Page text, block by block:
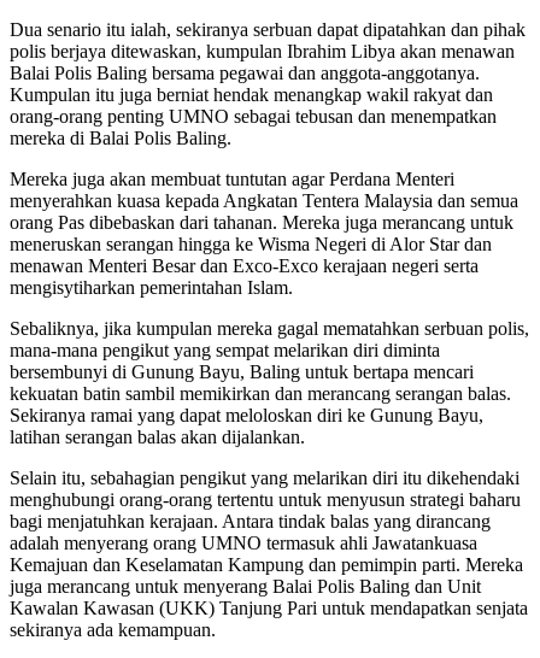
Dua senario itu ialah, sekiranya serbuan dapat dipatahkan dan pihak
polis berjaya ditewaskan, kumpulan Ibrahim Libya akan menawan
Balai Polis Baling bersama pegawai dan anggota-anggotanya.
Kumpulan itu juga berniat hendak menangkap wakil rakyat dan
orang-orang penting UMNO sebagai tebusan dan menempatkan
mereka di Balai Polis Baling.
Mereka juga akan membuat tuntutan agar Perdana Menteri
menyerahkan kuasa kepada Angkatan Tentera Malaysia dan semua
orang Pas dibebaskan dari tahanan. Mereka juga merancang untuk
meneruskan serangan hingga ke Wisma Negeri di Alor Star dan
menawan Menteri Besar dan Exco-Exco kerajaan negeri serta
mengisytiharkan pemerintahan Islam.
Sebaliknya, jika kumpulan mereka gagal mematahkan serbuan polis,
mana-mana pengikut yang sempat melarikan diri diminta
bersembunyi di Gunung Bayu, Baling untuk bertapa mencari
kekuatan batin sambil memikirkan dan merancang serangan balas.
Sekiranya ramai yang dapat meloloskan diri ke Gunung Bayu,
latihan serangan balas akan dijalankan.
Selain itu, sebahagian pengikut yang melarikan diri itu dikehendaki
menghubungi orang-orang tertentu untuk menyusun strategi baharu
bagi menjatuhkan kerajaan. Antara tindak balas yang dirancang
adalah menyerang orang UMNO termasuk ahli Jawatankuasa
Kemajuan dan Keselamatan Kampung dan pemimpin parti. Mereka
juga merancang untuk menyerang Balai Polis Baling dan Unit
Kawalan Kawasan (UKK) Tanjung Pari untuk mendapatkan senjata
sekiranya ada kemampuan.